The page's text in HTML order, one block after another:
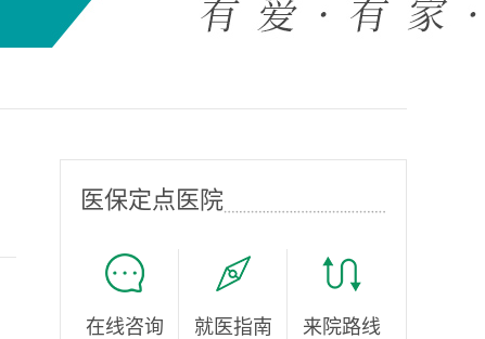
医保定点医院
在线咨询 就医指南 来院路线